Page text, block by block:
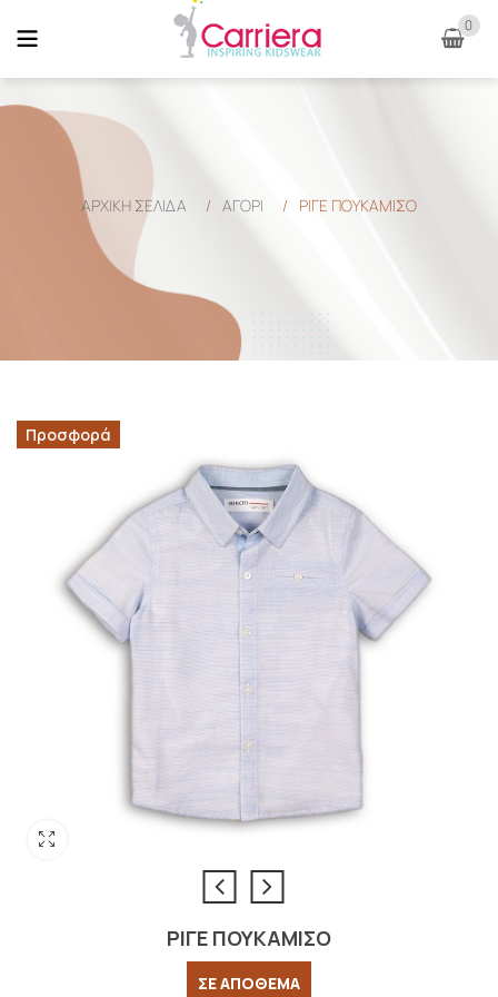
0
ΑΡΧΙΚΉ ΣΕΛΊΔΑ / ΑΓΟΡΙ / ΡΙΓΕ ΠΟΥΚΑΜΙΣΟ
Προσφορά
ΡΙΓΕ ΠΟΥΚΑΜΙΣΟ
ΣΕ ΑΠΟΘΕΜΑ